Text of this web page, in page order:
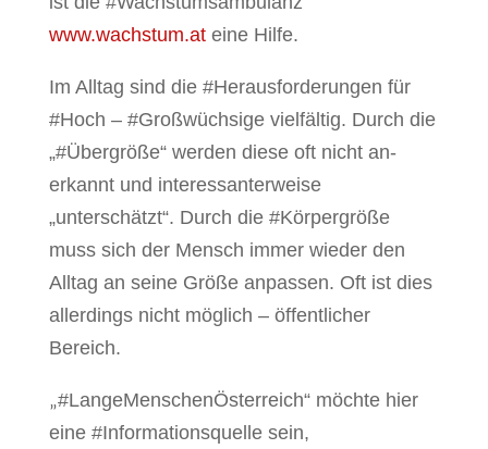
www.wachstum.ateine Hilfe.
Im Alltag sind die #Herausforderungen für
#Hoch – #Großwüchsige vielfältig. Durch die
„#Übergröße“ werden diese oft nicht an-
erkannt und interessanterweise
„unterschätzt“. Durch die #Körpergröße
muss sich der Mensch immer wieder den
Alltag an seine Größe anpassen. Oft ist dies
allerdings nicht möglich – öffentlicher
Bereich.
„#LangeMenschenÖsterreich“ möchte hier
eine #Informationsquelle sein,